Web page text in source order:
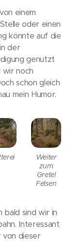
einem
oder einen
könnte auf die
der
genutzt
wir noch
schon gleich
mein Humor.
Weiter
zum
Gretel
Felsen
bald sind wir in
Interessant
dieser